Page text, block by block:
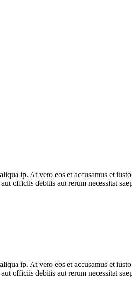
ip. At vero eos et accusamus et
officiis debitis aut rerum necessitat
ip. At vero eos et accusamus et
officiis debitis aut rerum necessitat